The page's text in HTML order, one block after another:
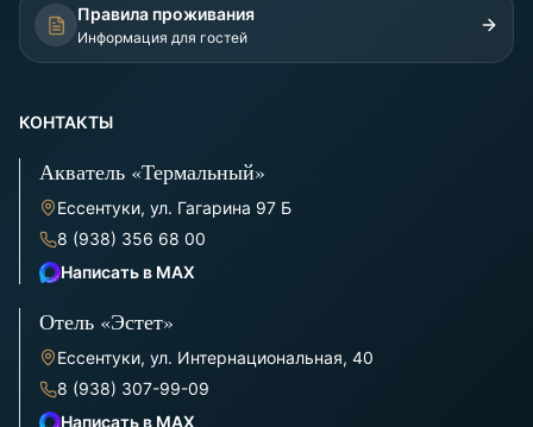
Правила проживания
Информация для гостей
КОНТАКТЫ
Акватель «Термальный»
Ессентуки, ул. Гагарина 97 Б
8 (938) 356 68 00
Написать в MAX
Отель «Эстет»
Ессентуки, ул. Интернациональная, 40
8 (938) 307-99-09
Написать в MAX